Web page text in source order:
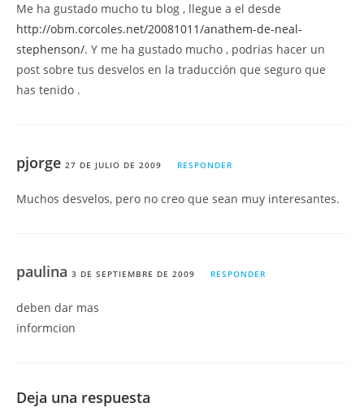
Me ha gustado mucho tu blog , llegue a el desde
http://obm.corcoles.net/20081011/anathem-de-neal-
stephenson/. Y me ha gustado mucho , podrias hacer un
post sobre tus desvelos en la traducción que seguro que
has tenido .
pjorge 27 DE JULIO DE 2009 RESPONDER
Muchos desvelos, pero no creo que sean muy interesantes.
paulina 3 DE SEPTIEMBRE DE 2009 RESPONDER
deben dar mas
informcion
Deja una respuesta